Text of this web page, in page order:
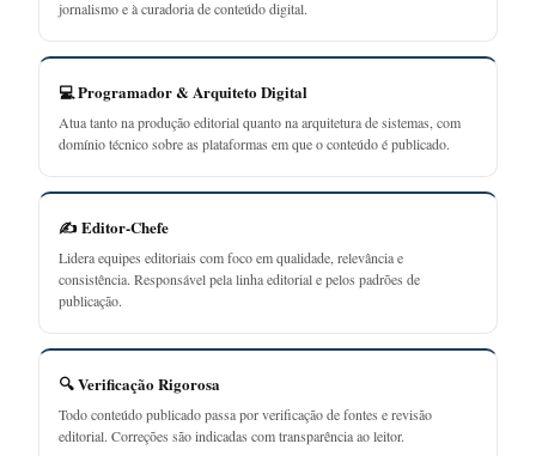
jornalismo e à curadoria de conteúdo digital.
💻 Programador & Arquiteto Digital
Atua tanto na produção editorial quanto na arquitetura de sistemas, com
domínio técnico sobre as plataformas em que o conteúdo é publicado.
✍️ Editor-Chefe
Lidera equipes editoriais com foco em qualidade, relevância e
consistência. Responsável pela linha editorial e pelos padrões de
publicação.
🔍 Verificação Rigorosa
Todo conteúdo publicado passa por verificação de fontes e revisão
editorial. Correções são indicadas com transparência ao leitor.